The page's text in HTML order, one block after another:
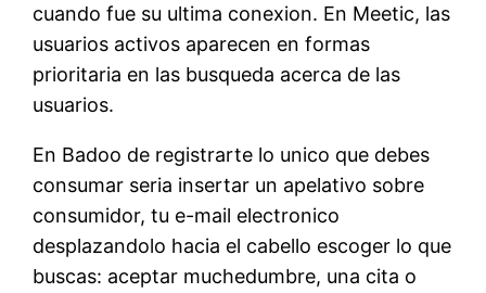
cuando fue su ultima conexion. En Meetic, las
usuarios activos aparecen en formas
prioritaria en las busqueda acerca de las
usuarios.
En Badoo de registrarte lo unico que debes
consumar seria insertar un apelativo sobre
consumidor, tu e-mail electronico
desplazandolo hacia el cabello escoger lo que
buscas: aceptar muchedumbre, una cita o